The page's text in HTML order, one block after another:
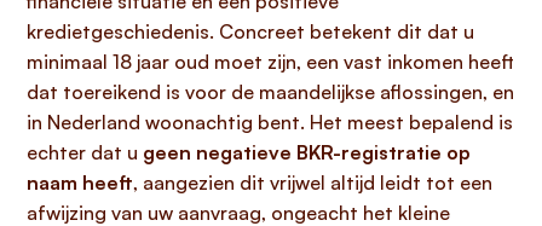
kredietgeschiedenis. Concreet betekent dit dat u
minimaal 18 jaar oud moet zijn, een vast inkomen heeft
dat toereikend is voor de maandelijkse aflossingen, en
in Nederland woonachtig bent. Het meest bepalend is
echter dat u geen negatieve BKR-registratie op
naam heeft, aangezien dit vrijwel altijd leidt tot een
afwijzing van uw aanvraag, ongeacht het kleine